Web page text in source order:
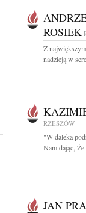
ROSIEK
Z
nadzieją w
RZESZÓW
"W daleką
Nam dając,
JAN